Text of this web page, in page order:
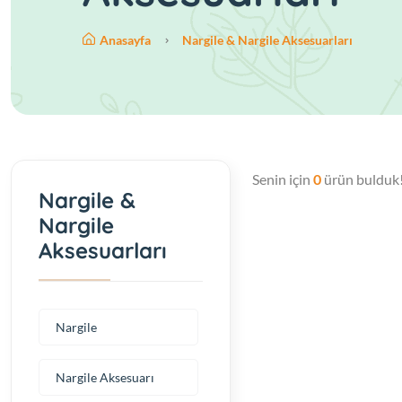
Anasayfa Nargile & Nargile Aksesuarları
Senin için 0ürün
Nargile &
Nargile
Aksesuarları
Nargile
Nargile Aksesuarı